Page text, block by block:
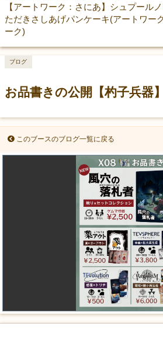
【アートワーク：さにあ】シュプール
ただきさしあげパンケーキ(アートワー
ーク)
お品書きの公開【杓子兵器】
ブログ
このブースのブログ一覧に戻る